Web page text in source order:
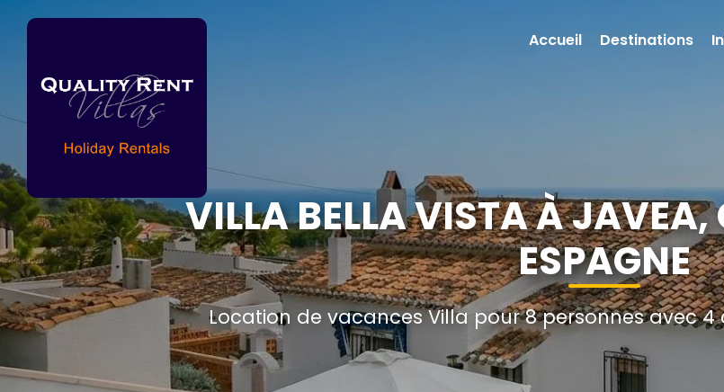
VILLA BELLA VISTA À
ESPAGNE
Location de vacances Villa pour 8 personnes avec
Accueil Destinations